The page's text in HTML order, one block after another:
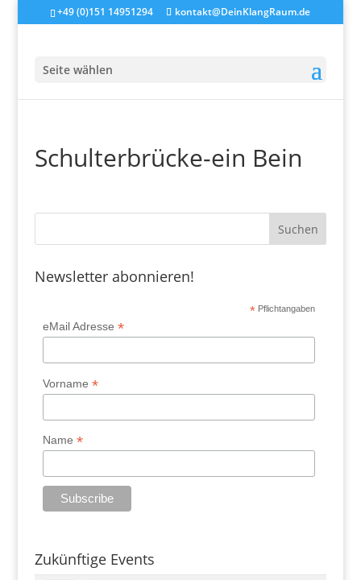
+49 (0)151 14951294 kontakt@DeinKlangRaum.de
Seite wählen
Schulterbrücke-ein Bein
Newsletter abonnieren!
* Pflichtangaben
eMail Adresse*
Vorname*
Name*
Zukünftige Events